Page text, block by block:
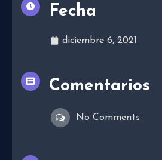
Fecha
diciembre 6, 2021
Comentarios
No Comments